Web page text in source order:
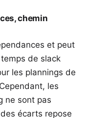
chemin
et peut
de slack
les plannings de
les
ne sont pas
écarts repose